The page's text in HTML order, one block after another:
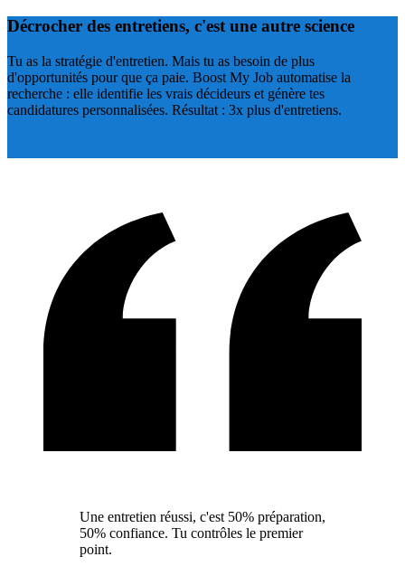
Décrocher des entretiens, c'est une autre science
Tu as la stratégie d'entretien. Mais tu as besoin de plus
d'opportunités pour que ça paie. Boost My Job automatise la
recherche : elle identifie les vrais décideurs et génère tes
candidatures personnalisées. Résultat : 3x plus d'entretiens.
Une entretien réussi, c'est 50% préparation,
50% confiance. Tu contrôles le premier
point.